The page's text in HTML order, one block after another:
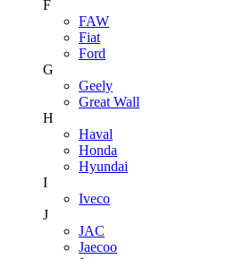
F
FAW
Fiat
Ford
G
Geely
Great Wall
H
Haval
Honda
Hyundai
I
Iveco
J
JAC
Jaecoo